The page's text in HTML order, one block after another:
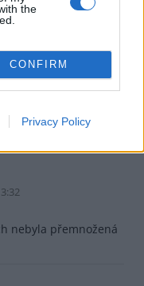
the
CONFIRM
Privacy Policy
fungovala ke
tak myslivců ? Asi
nebyla přemnožená